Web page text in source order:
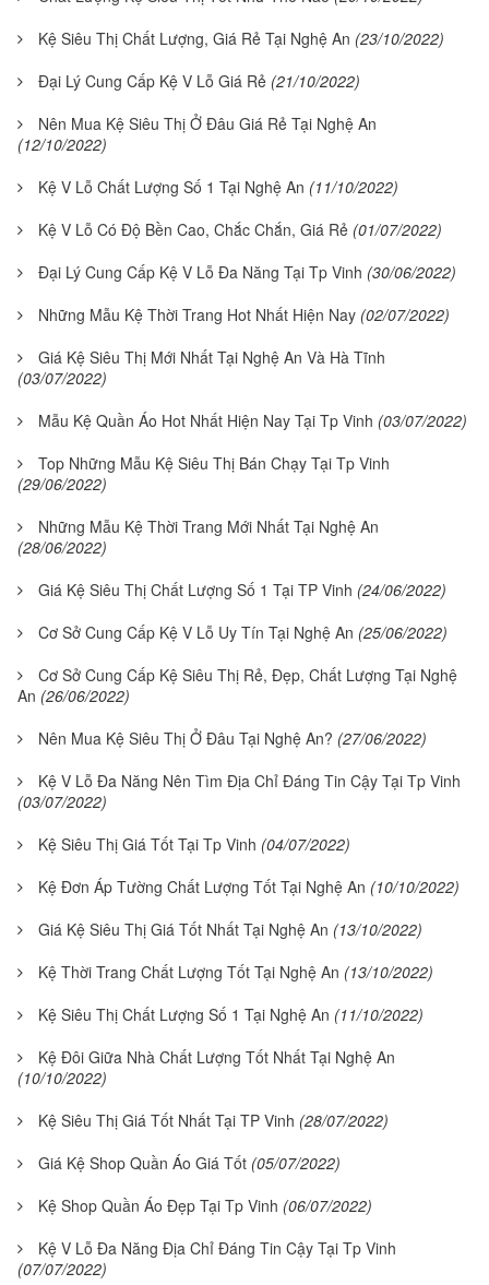
Kệ Siêu Thị Chất Lượng, Giá Rẻ Tại Nghệ An (23/10/2022)
Đại Lý Cung Cấp Kệ V Lỗ Giá Rẻ (21/10/2022)
Nên Mua Kệ Siêu Thị Ở Đâu Giá Rẻ Tại Nghệ An
(12/10/2022)
Kệ V Lỗ Chất Lượng Số 1 Tại Nghệ An (11/10/2022)
Kệ V Lỗ Có Độ Bền Cao, Chắc Chắn, Giá Rẻ (01/07/2022)
Đại Lý Cung Cấp Kệ V Lỗ Đa Năng Tại Tp Vinh (30/06/2022)
Những Mẫu Kệ Thời Trang Hot Nhất Hiện Nay (02/07/2022)
Giá Kệ Siêu Thị Mới Nhất Tại Nghệ An Và Hà Tĩnh
(03/07/2022)
Mẫu Kệ Quần Áo Hot Nhất Hiện Nay Tại Tp Vinh (03/07/2022)
Top Những Mẫu Kệ Siêu Thị Bán Chạy Tại Tp Vinh
(29/06/2022)
Những Mẫu Kệ Thời Trang Mới Nhất Tại Nghệ An
(28/06/2022)
Giá Kệ Siêu Thị Chất Lượng Số 1 Tại TP Vinh (24/06/2022)
Cơ Sở Cung Cấp Kệ V Lỗ Uy Tín Tại Nghệ An (25/06/2022)
Cơ Sở Cung Cấp Kệ Siêu Thị Rẻ, Đẹp, Chất Lượng Tại Nghệ
An (26/06/2022)
Nên Mua Kệ Siêu Thị Ở Đâu Tại Nghệ An? (27/06/2022)
Kệ V Lỗ Đa Năng Nên Tìm Địa Chỉ Đáng Tin Cậy Tại Tp Vinh
(03/07/2022)
Kệ Siêu Thị Giá Tốt Tại Tp Vinh (04/07/2022)
Kệ Đơn Áp Tường Chất Lượng Tốt Tại Nghệ An (10/10/2022)
Giá Kệ Siêu Thị Giá Tốt Nhất Tại Nghệ An (13/10/2022)
Kệ Thời Trang Chất Lượng Tốt Tại Nghệ An (13/10/2022)
Kệ Siêu Thị Chất Lượng Số 1 Tại Nghệ An (11/10/2022)
Kệ Đôi Giữa Nhà Chất Lượng Tốt Nhất Tại Nghệ An
(10/10/2022)
Kệ Siêu Thị Giá Tốt Nhất Tại TP Vinh (28/07/2022)
Giá Kệ Shop Quần Áo Giá Tốt (05/07/2022)
Kệ Shop Quần Áo Đẹp Tại Tp Vinh (06/07/2022)
Kệ V Lỗ Đa Năng Địa Chỉ Đáng Tin Cậy Tại Tp Vinh
(07/07/2022)